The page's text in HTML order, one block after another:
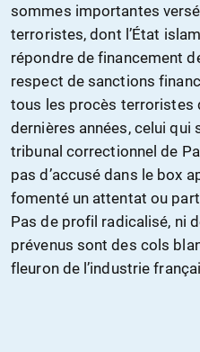
sommes importantes
terroristes, dont l’État
répondre de financement
respect de sanctions
tous les procès terroristes
dernières années, celui qui
tribunal correctionnel de
pas d’accusé dans le box
fomenté un attentat ou
Pas de profil radicalisé, ni
prévenus sont des cols
fleuron de l’industrie